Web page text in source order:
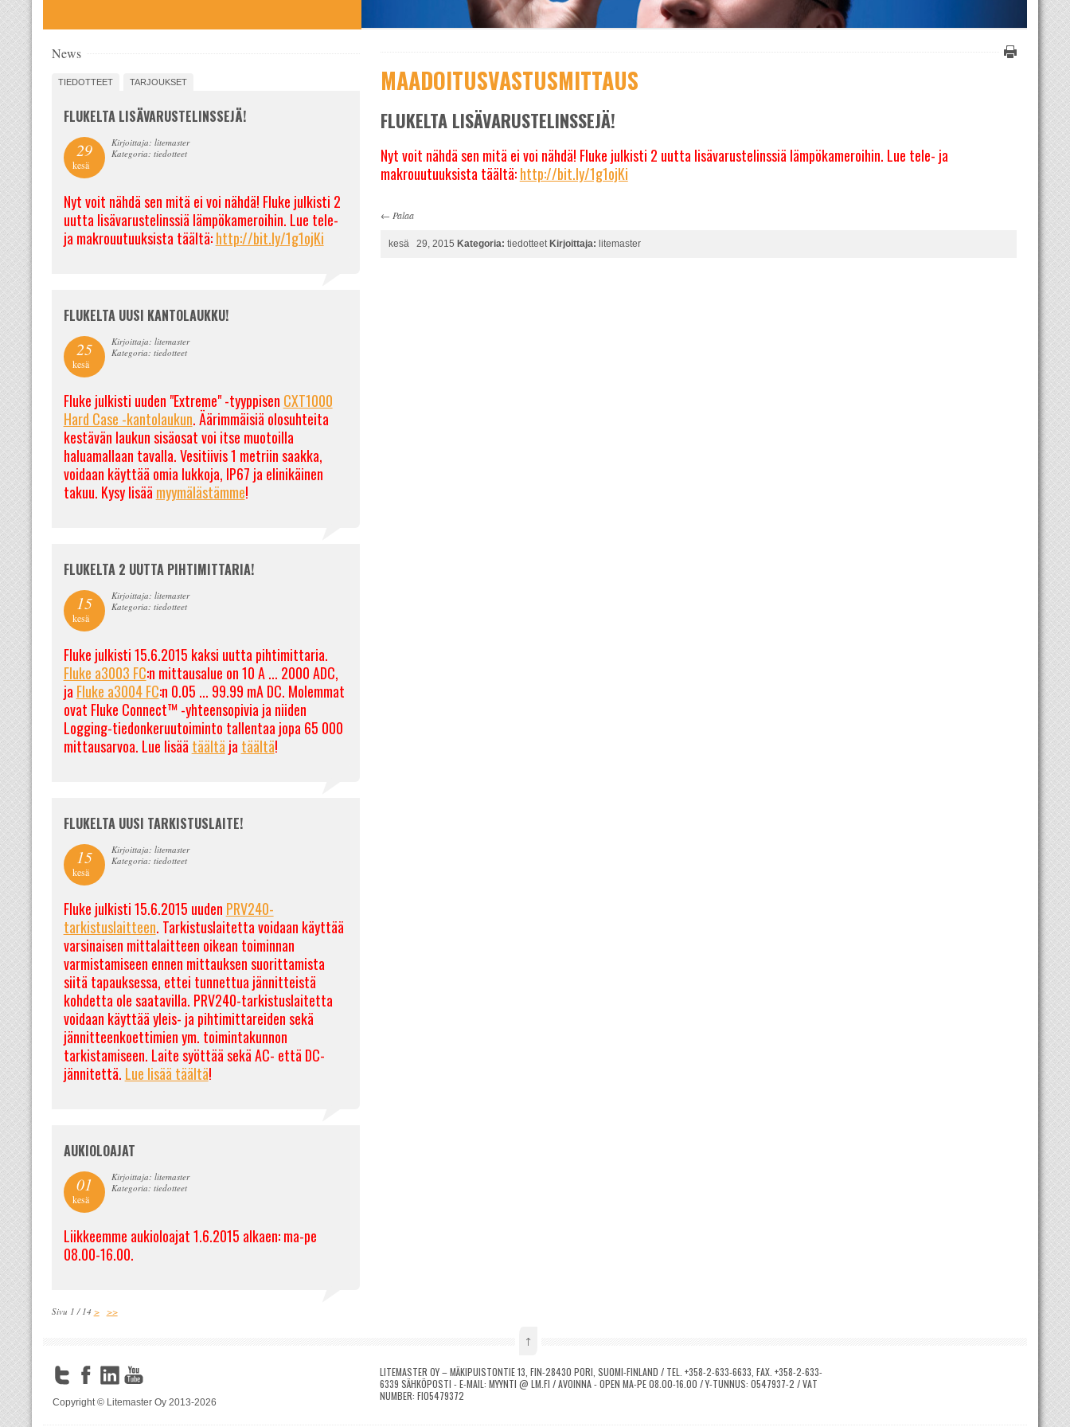
MAADOITUSVASTUSMITTAUS
FLUKELTA LISÄVARUSTELINSSEJÄ!
Nyt voit nähdä sen mitä ei voi nähdä! Fluke julkisti 2 uutta lisävarustelinssiä lämpökameroihin. Lue tele- ja
makrouutuuksista täältä:http://bit.ly/1g1ojKi
← Palaa
kesä 29, 2015 Kategoria: tiedotteet Kirjoittaja: litemaster
News
TIEDOTTEET TARJOUKSET
FLUKELTA LISÄVARUSTELINSSEJÄ!
29
kesä
Kirjoittaja: litemaster
Kategoria: tiedotteet
Nyt voit nähdä sen mitä ei voi nähdä! Fluke julkisti 2
uutta lisävarustelinssiä lämpökameroihin. Lue tele-
ja makrouutuuksista täältä:http://bit.ly/1g1ojKi
FLUKELTA UUSI KANTOLAUKKU!
25
kesä
Kirjoittaja: litemaster
Kategoria: tiedotteet
Fluke julkisti uuden "Extreme" -tyyppisen CXT1000
Hard Case -kantolaukun. Äärimmäisiä olosuhteita
kestävän laukun sisäosat voi itse muotoilla
haluamallaan tavalla. Vesitiivis 1 metriin saakka,
voidaan käyttää omia lukkoja, IP67 ja elinikäinen
takuu. Kysy lisää myymälästämme!
FLUKELTA 2 UUTTA PIHTIMITTARIA!
15
kesä
Kirjoittaja: litemaster
Kategoria: tiedotteet
Fluke julkisti 15.6.2015 kaksi uutta pihtimittaria.
Fluke a3003 FC:n mittausalue on 10 A ... 2000 ADC,
ja Fluke a3004 FC:n 0.05 ... 99.99 mA DC. Molemmat
ovat Fluke Connect™ -yhteensopivia ja niiden
Logging-tiedonkeruutoiminto tallentaa jopa 65 000
mittausarvoa. Lue lisää täältä ja täältä!
FLUKELTA UUSI TARKISTUSLAITE!
15
kesä
Kirjoittaja: litemaster
Kategoria: tiedotteet
Fluke julkisti 15.6.2015 uuden PRV240-
tarkistuslaitteen. Tarkistuslaitetta voidaan käyttää
varsinaisen mittalaitteen oikean toiminnan
varmistamiseen ennen mittauksen suorittamista
siitä tapauksessa, ettei tunnettua jännitteistä
kohdetta ole saatavilla. PRV240-tarkistuslaitetta
voidaan käyttää yleis- ja pihtimittareiden sekä
jännitteenkoettimien ym. toimintakunnon
tarkistamiseen. Laite syöttää sekä AC- että DC-
jännitettä. Lue lisää täältä!
AUKIOLOAJAT
01
kesä
Kirjoittaja: litemaster
Kategoria: tiedotteet
Liikkeemme aukioloajat 1.6.2015 alkaen: ma-pe
08.00-16.00.
Sivu 1 / 14 > >>
↑
Copyright © Litemaster Oy 2013-2026
LITEMASTER OY – MÄKIPUISTONTIE 13, FIN-28430 PORI, SUOMI-FINLAND / TEL. +358-2-633-6633, FAX. +358-2-633-
6339 SÄHKÖPOSTI - E-MAIL: MYYNTI @ LM.FI / AVOINNA - OPEN MA-PE 08.00-16.00 / Y-TUNNUS: 0547937-2 / VAT
NUMBER: FI05479372